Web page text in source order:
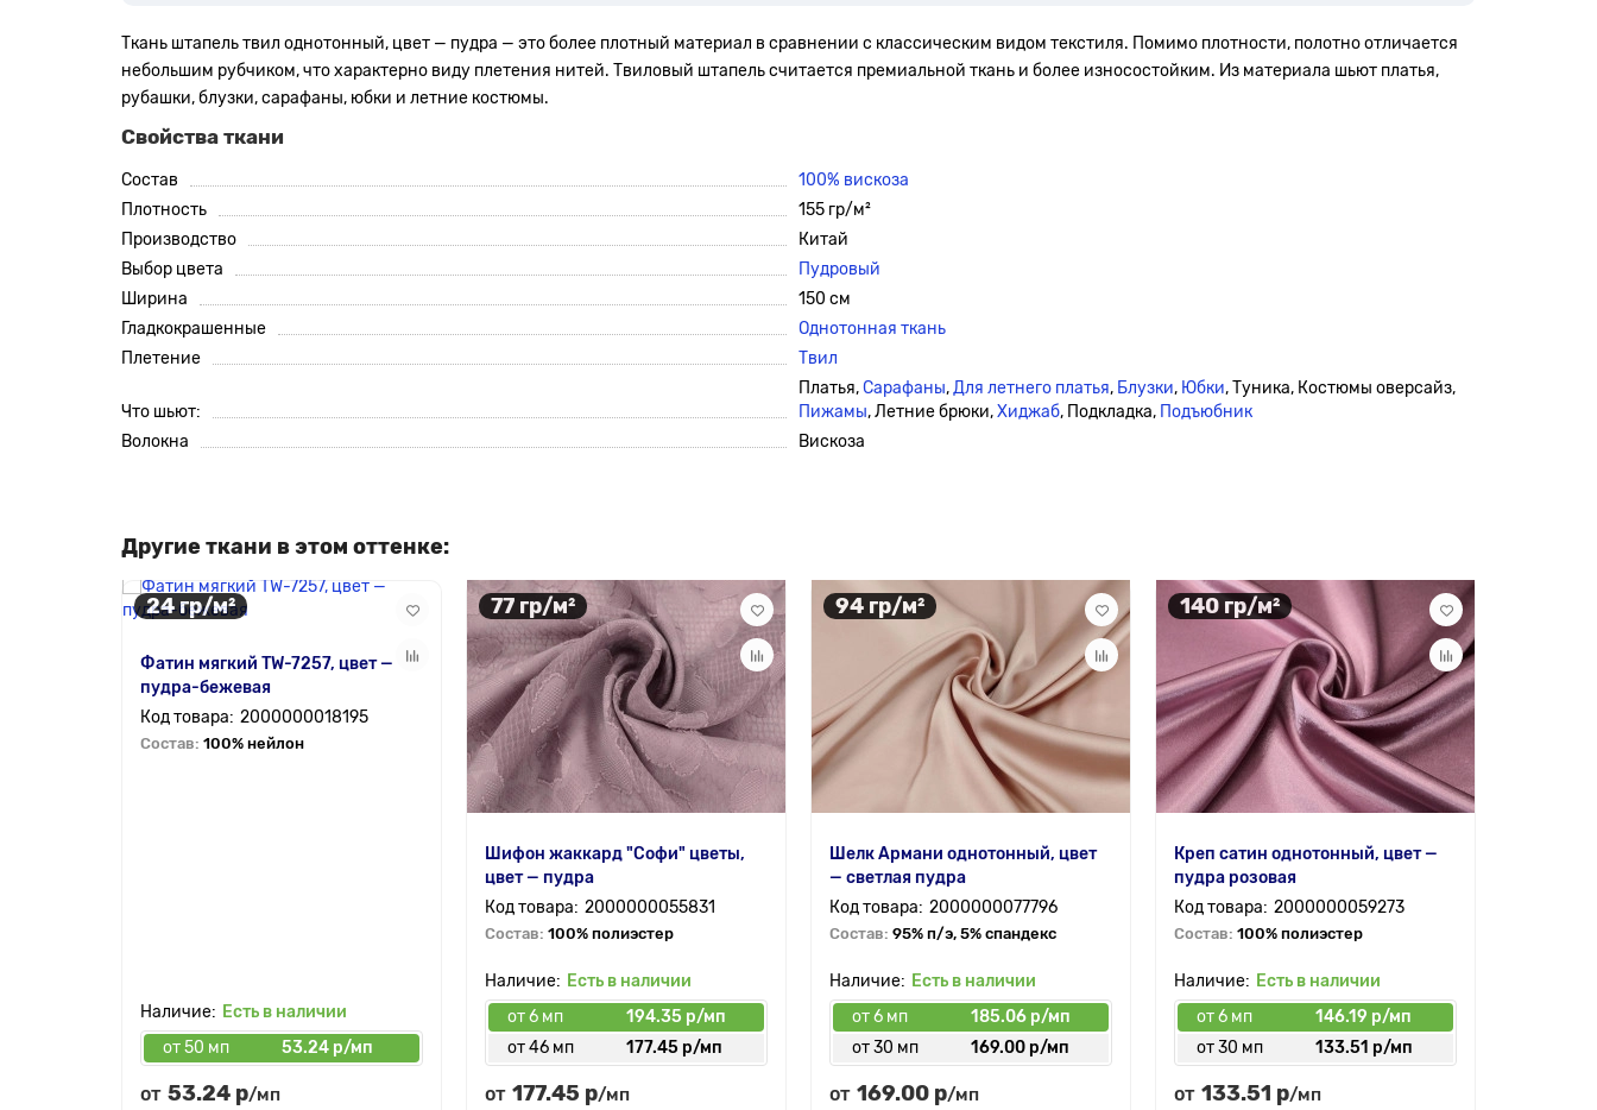
Ткань штапель твил однотонный, цвет — пудра — это более плотный материал в сравнении с классическим видом текстиля. Помимо плотности, полотно отличается
небольшим рубчиком, что характерно виду плетения нитей. Твиловый штапель считается премиальной ткань и более износостойким. Из материала шьют платья,
рубашки, блузки, сарафаны, юбки и летние костюмы.
Свойства ткани
Состав
100% вискоза
Плотность
155 гр/м²
Производство
Китай
Выбор цвета
Пудровый
Ширина
150 см
Гладкокрашенные
Однотонная ткань
Плетение
Твил
Что шьют:
Платья,Сарафаны,Для летнего платья, Блузки, Юбки, Туника, Костюмы оверсайз,
Пижамы, Летние брюки,Хиджаб, Подкладка, Подъюбник
Волокна
Вискоза
Другие ткани в этом оттенке:
24 гр/м²
Фатин мягкий TW-7257, цвет —
пудра-бежевая
2000000018195
Состав: 100% нейлон
Есть в наличии
от 50 мп
53.24 р/мп
от 53.24 р/мп
77 гр/м²
Шифон жаккард "Софи" цветы,
цвет — пудра
2000000055831
Состав: 100% полиэстер
Есть в наличии
от 6 мп
194.35 р/мп
от 46 мп
177.45 р/мп
от 177.45 р/мп
94 гр/м²
Шелк Армани однотонный, цвет
— светлая пудра
2000000077796
Состав: 95% п/э, 5% спандекс
Есть в наличии
от 6 мп
185.06 р/мп
от 30 мп
169.00 р/мп
от 169.00 р/мп
140 гр/м²
Креп сатин однотонный, цвет —
пудра розовая
2000000059273
Состав: 100% полиэстер
Есть в наличии
от 6 мп
146.19 р/мп
от 30 мп
133.51 р/мп
от 133.51 р/мп